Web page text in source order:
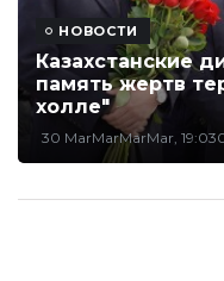
НОВОСТИ
Казахстанские
память жертв
холле"
30 MarMarMarMar,